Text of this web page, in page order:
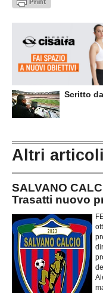
Scritto da
Altri
SALVANO
Trasatti nuovo